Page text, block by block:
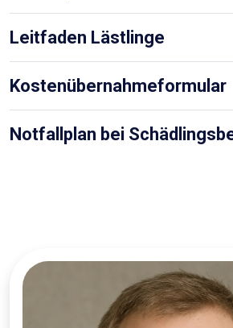
Leitfaden Lästlinge
Kostenübernahmeformular
Notfallplan bei